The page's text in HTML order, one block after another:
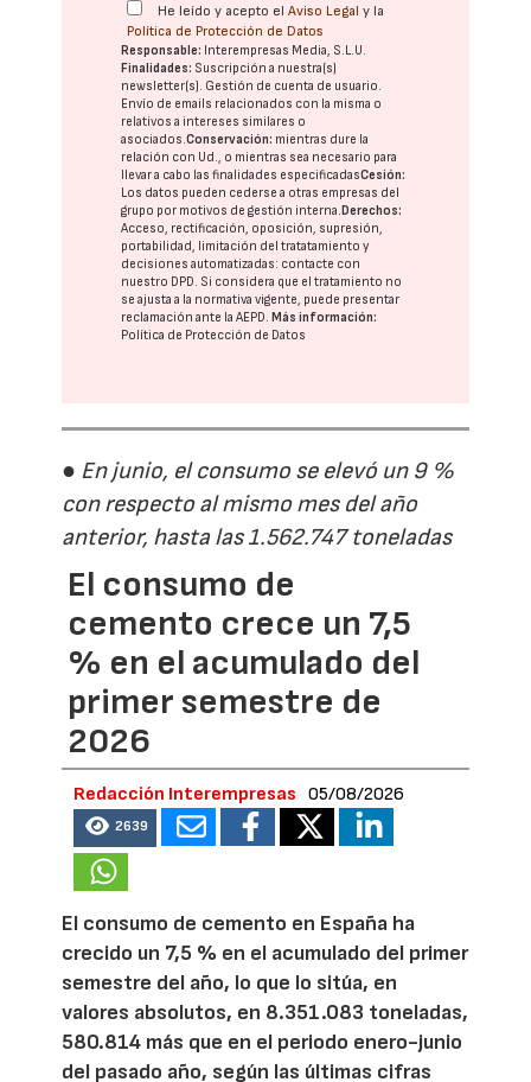
He leído y acepto elAviso Legal y la
Política de Protección de Datos
Responsable: Interempresas Media, S.L.U.
Finalidades: Suscripción a nuestra(s)
newsletter(s). Gestión de cuenta de usuario.
Envío de emails relacionados con la misma o
relativos a intereses similares o
asociados.Conservación: mientras dure la
relación con Ud., o mientras sea necesario para
llevar a cabo las finalidades especificadasCesión:
Los datos pueden cederse a otras empresas del
grupo por motivos de gestión interna.Derechos:
Acceso, rectificación, oposición, supresión,
portabilidad, limitación del tratatamiento y
decisiones automatizadas: contacte con
nuestro DPD . Si considera que el tratamiento no
se ajusta a la normativa vigente, puede presentar
reclamación ante laAEPD .Más información:
Política de Protección de Datos
● En junio, el consumo se elevó un 9 %
con respecto al mismo mes del año
anterior, hasta las 1.562.747 toneladas
El consumo de
cemento crece un 7,5
% en el acumulado del
primer semestre de
2026
Redacción Interempresas 05/08/2026
2639
El consumo de cemento en España ha
crecido un 7,5 % en el acumulado del primer
semestre del año, lo que lo sitúa, en
valores absolutos, en 8.351.083 toneladas,
580.814 más que en el periodo enero-junio
del pasado año, según las últimas cifras